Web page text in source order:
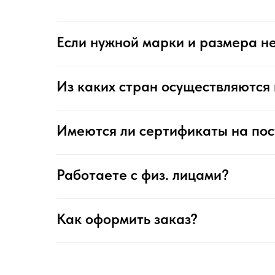
Если нужной марки и размера
Из каких стран
Имеются ли сертификаты на
Работаете с физ. лицами?
Как оформить заказ?